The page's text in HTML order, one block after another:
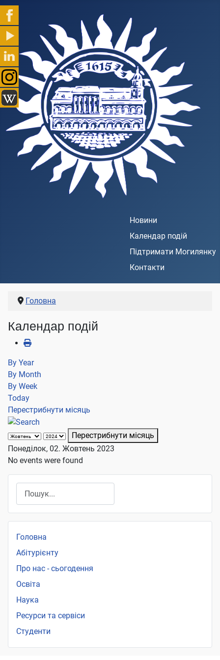
Новини
Календар подій
Підтримати Могилянку
Контакти
Головна
Календар подій
By Year
By Month
By Week
Today
Перестрибнути місяць
Перестрибнути місяць
Понеділок, 02. Жовтень 2023
No events were found
Головна
Абітурієнту
Про нас - сьогодення
Освіта
Наука
Ресурси та сервіси
Студенти